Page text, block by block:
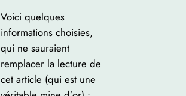
Voici quelques
informations choisies,
qui ne sauraient
remplacer la lecture de
cet article (qui est une